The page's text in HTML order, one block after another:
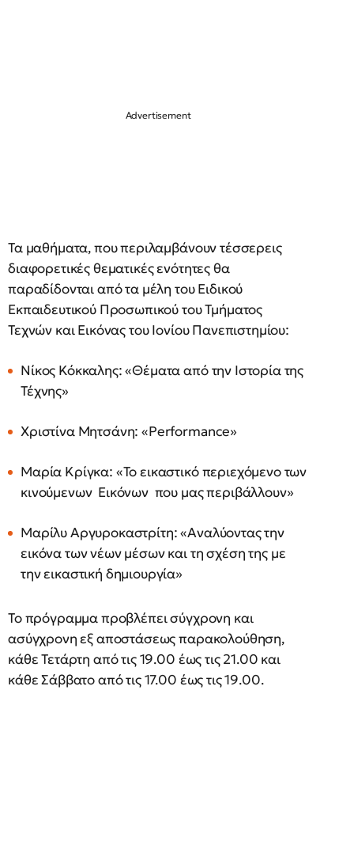
Τα μαθήματα, που περιλαμβάνουν τέσσερεις
διαφορετικές θεματικές ενότητες θα
παραδίδονται από τα μέλη του Ειδικού
Εκπαιδευτικού Προσωπικού του Τμήματος
Τεχνών και Εικόνας του Ιονίου Πανεπιστημίου:
Νίκος Κόκκαλης: «Θέματα από την Ιστορία της
Τέχνης»
Χριστίνα Μητσάνη: «Performance»
Μαρία Κρίγκα: «Το εικαστικό περιεχόμενο των
κινούμενων Εικόνων που μας περιβάλλουν»
Μαρίλυ Αργυροκαστρίτη: «Αναλύοντας την
εικόνα των νέων μέσων και τη σχέση της με
την εικαστική δημιουργία»
Το πρόγραμμα προβλέπει σύγχρονη και
ασύγχρονη εξ αποστάσεως παρακολούθηση,
κάθε Τετάρτη από τις 19.00 έως τις 21.00 και
κάθε Σάββατο από τις 17.00 έως τις 19.00.